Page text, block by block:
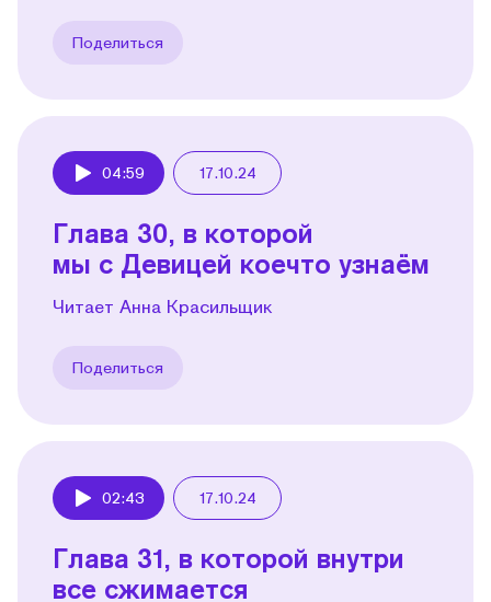
Поделиться
04:59 17.10.24
Глава 30, в которой
мы с Девицей коечто узнаём
Читает Анна Красильщик
Поделиться
02:43 17.10.24
Глава 31, в которой внутри
все сжимается